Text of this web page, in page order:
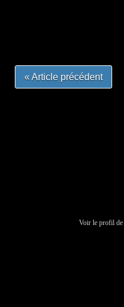
« Article précédent
Voir le profil de